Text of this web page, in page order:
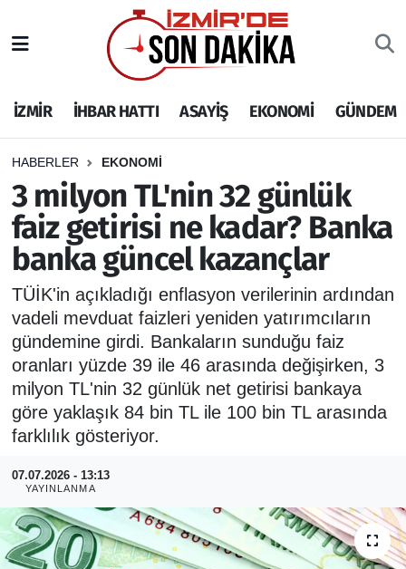
İZMİR İHBAR HATTI ASAYİŞ EKONOMİ GÜNDEM
HABERLER EKONOMİ
3 milyon TL'nin 32 günlük
faiz getirisi ne kadar? Banka
banka güncel kazançlar
TÜİK'in açıkladığı enflasyon verilerinin ardından
vadeli mevduat faizleri yeniden yatırımcıların
gündemine girdi. Bankaların sunduğu faiz
oranları yüzde 39 ile 46 arasında değişirken, 3
milyon TL'nin 32 günlük net getirisi bankaya
göre yaklaşık 84 bin TL ile 100 bin TL arasında
farklılık gösteriyor.
07.07.2026 - 13:13
YAYINLANMA
İHBAR HATTI
DEPREM
GENEL
EKONOMİ
SİYASET
SPOR
ASAYİŞ
RESMİ REKLAM
İzmir Nöbetçi Eczaneler
İzmir Hava Durumu
İzmir Namaz Vakitleri
İzmir Trafik Yoğunluk Haritası
Puan Durumu ve Fikstür
Tüm Manşetler
Son Dakika Haberleri
Haber Arşivi